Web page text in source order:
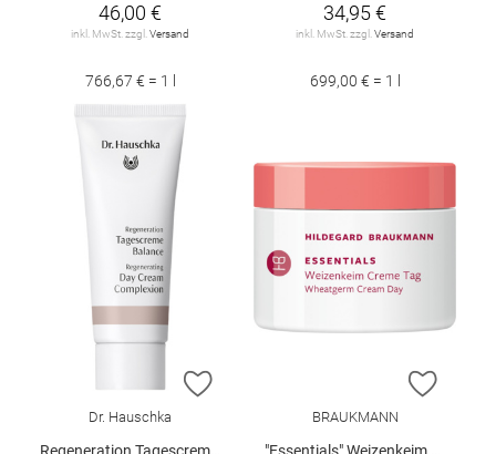
46,00 €
inkl. MwSt. zzgl. Versand
766,67 € = 1 l
34,95 €
inkl. MwSt. zzgl. Versand
699,00 € = 1 l
ZUR WUNSCHLISTE HINZUFÜGEN
Dr. Hauschka
ZUR
BRAUKMANN